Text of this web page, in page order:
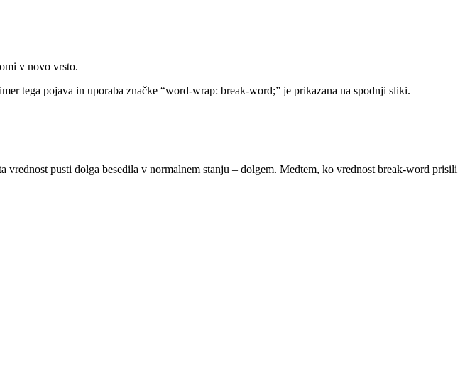
v novo vrsto.
tega pojava in uporaba značke “word-wrap: break-word;” je prikazana na spodnji sliki.
pusti dolga besedila v normalnem stanju – dolgem. Medtem, ko vrednost break-word prisili